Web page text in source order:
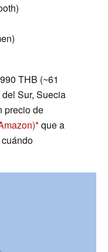
THB (~61
Sur, Suecia
precio de
que a